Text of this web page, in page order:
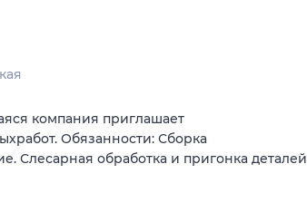
компания приглашает
Обязанности: Сборка
Слесарная обработка и пригонка деталей